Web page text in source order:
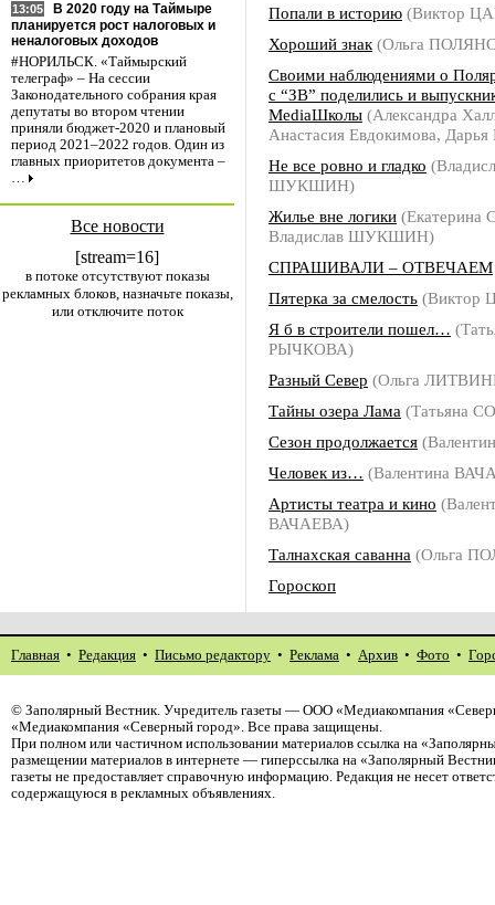
13:05
В 2020 году на Таймыре
планируется рост налоговых и
неналоговых доходов
#НОРИЛЬСК. «Таймырский
телеграф» – На сессии
Законодательного собрания края
депутаты во втором чтении
приняли бюджет-2020 и плановый
период 2021–2022 годов. Один из
главных приоритетов документа –
…
Все новости
[stream=16]
в потоке отсутствуют показы
рекламных блоков, назначьте показы,
или отключите поток
Попали в историю (Виктор
Хороший знак (Ольга
Своими наблюдениями о
с “ЗВ” поделились и
МediaШколы (Александра
Анастасия Евдокимова, Дарья
Не все ровно и гладко
ШУКШИН)
Жилье вне логики
Владислав ШУКШИН)
СПРАШИВАЛИ – ОТВЕЧАЕМ
Пятерка за смелость (Виктор
Я б в строители пошел…
РЫЧКОВА)
Разный Север (Ольга
Тайны озера Лама (Татьяна
Сезон продолжается
Человек из… (Валентина
Артисты театра и кино
ВАЧАЕВА)
Талнахская саванна (Ольга
Гороскоп
Главная • Редакция • Письмо редактору • Реклама • Архив • Фото •
© Заполярный Вестник. Учредитель газеты — ООО «Медиакомпания
«Медиакомпания «Северный город». Все права защищены.
При полном или частичном использовании материалов ссылка на
размещении материалов в интернете — гиперссылка на «Заполярный
газеты не предоставляет справочную информацию. Редакция не несет
содержащуюся в рекламных объявлениях.